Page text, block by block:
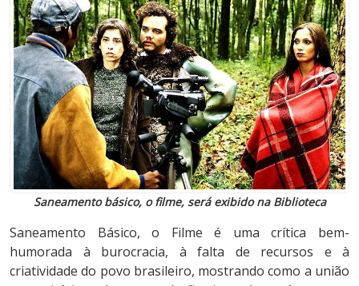
Saneamento básico, o filme, será exibido na Biblioteca
Saneamento Básico, o Filme é uma crítica bem-
humorada à burocracia, à falta de recursos e à
criatividade do povo brasileiro, mostrando como a união